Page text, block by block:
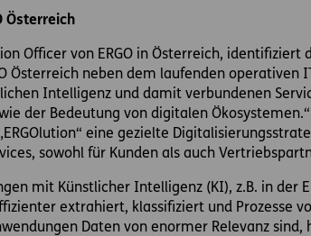
Österreich
Officer von ERGO in Österreich, identifiziert
Österreich neben dem laufenden
Intelligenz und damit verbundenen
der Bedeutung von digitalen
eine gezielte
sowohl für Kunden als auch
mit Künstlicher Intelligenz (KI), z.B. in der
extrahiert, klassifiziert und Prozesse
Daten von enormer Relevanz sind,